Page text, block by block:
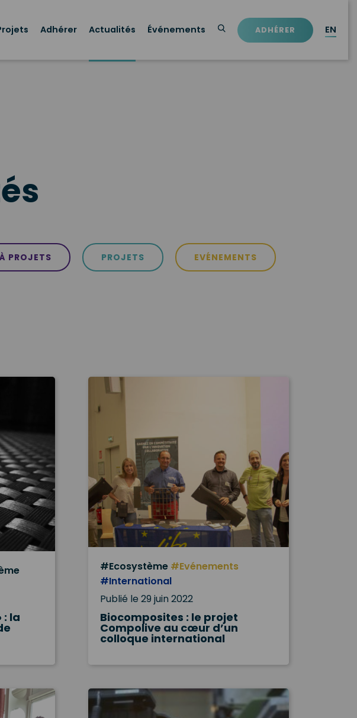
Adhérer Actualités Événements ADHÉRER EN
PROJETS PROJETS EVÉNEMENTS
: la
#Ecosystème #Evénements
#International
Publié le 29 juin 2022
Biocomposites : le projet
Compolive au cœur d’un
colloque international